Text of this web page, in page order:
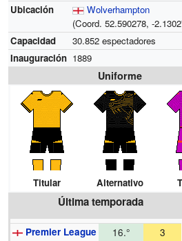
Ubicación
Wolverhampton
(Coord.52.590278, -
Capacidad
30.852 espectadores
Inauguración 1889
Uniforme
Titular Alternativo
Última temporada
Premier League 16.° 3